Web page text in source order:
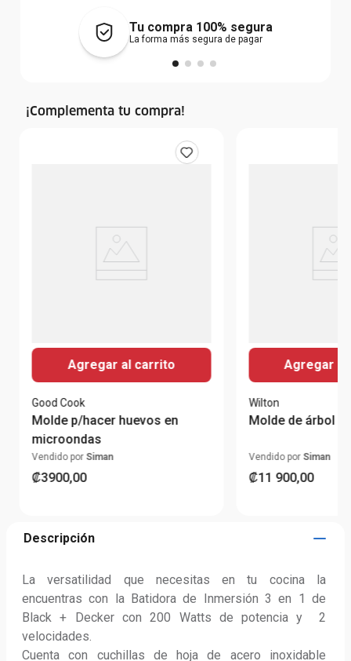
Tu compra 100% segura
La forma más segura de pagar
¡Complementa tu compra!
Agregar al carrito
Good Cook
Molde p/hacer huevos en
microondas
Vendido por Siman
₡3900,00
Agregar
Wilton
Molde de árbol
Vendido por Siman
₡11 900,00
Descripción
La versatilidad que necesitas en tu cocina la
encuentras con la Batidora de Inmersión 3 en 1 de
Black + Decker con 200 Watts de potencia y  2
velocidades.
Cuenta con cuchillas de hoja de acero inoxidable